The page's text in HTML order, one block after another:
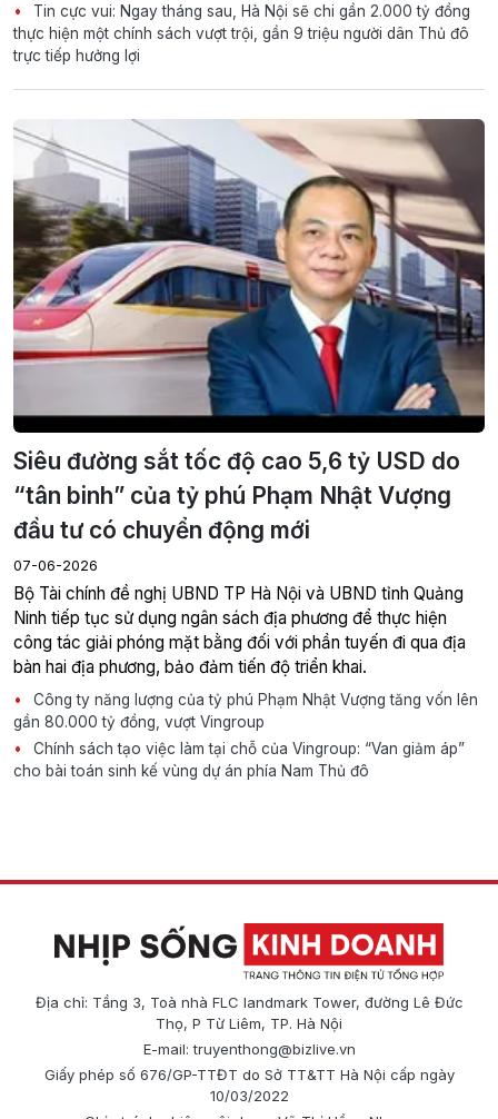
Tin cực vui: Ngay tháng sau, Hà Nội sẽ chi gần 2.000 tỷ đồng
thực hiện một chính sách vượt trội, gần 9 triệu người dân Thủ đô
trực tiếp hưởng lợi
Siêu đường sắt tốc độ cao 5,6 tỷ USD do
“tân binh” của tỷ phú Phạm Nhật Vượng
đầu tư có chuyển động mới
07-06-2026
Bộ Tài chính đề nghị UBND TP Hà Nội và UBND tỉnh Quảng
Ninh tiếp tục sử dụng ngân sách địa phương để thực hiện
công tác giải phóng mặt bằng đối với phần tuyến đi qua địa
bàn hai địa phương, bảo đảm tiến độ triển khai.
Công ty năng lượng của tỷ phú Phạm Nhật Vượng tăng vốn lên
gần 80.000 tỷ đồng, vượt Vingroup
Chính sách tạo việc làm tại chỗ của Vingroup: “Van giảm áp”
cho bài toán sinh kế vùng dự án phía Nam Thủ đô
Địa chỉ: Tầng 3, Toà nhà FLC landmark Tower, đường Lê Đức
Thọ, P Từ Liêm, TP. Hà Nội
E-mail:truyenthong@bizlive.vn
Giấy phép số 676/GP-TTĐT do Sở TT&TT Hà Nội cấp ngày
10/03/2022